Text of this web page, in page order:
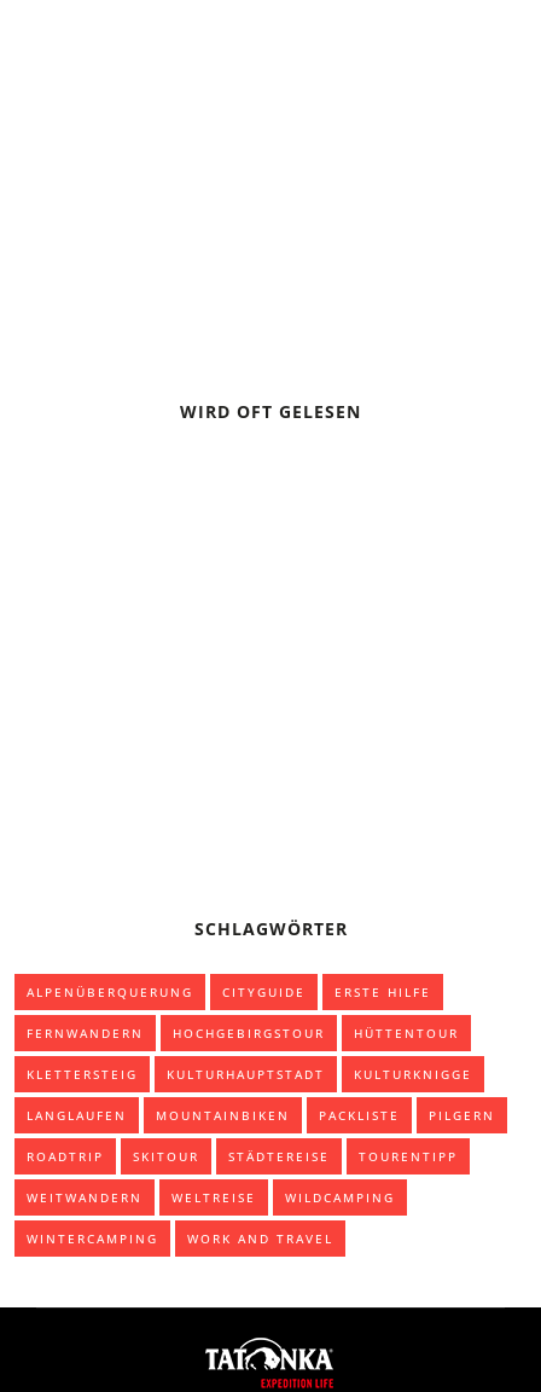
WIRD OFT GELESEN
SCHLAGWÖRTER
ALPENÜBERQUERUNG CITYGUIDE ERSTE HILFE
FERNWANDERN HOCHGEBIRGSTOUR HÜTTENTOUR
KLETTERSTEIG KULTURHAUPTSTADT KULTURKNIGGE
LANGLAUFEN MOUNTAINBIKEN PACKLISTE PILGERN
ROADTRIP SKITOUR STÄDTEREISE TOURENTIPP
WEITWANDERN WELTREISE WILDCAMPING
WINTERCAMPING WORK AND TRAVEL